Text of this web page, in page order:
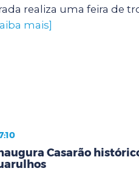
realiza uma feira de
mais]
Casarão